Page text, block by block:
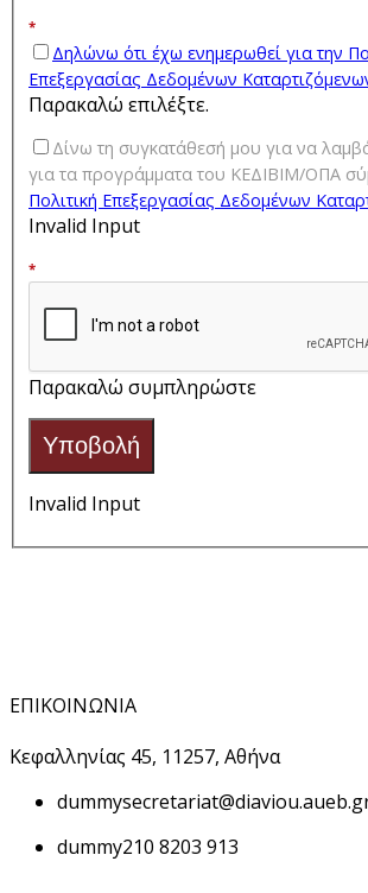
*
Δηλώνω ότι έχω ενημερωθεί για την
Επεξεργασίας Δεδομένων
Παρακαλώ επιλέξτε.
Δίνω τη συγκατάθεσή μου για να
για τα προγράμματα του ΚΕΔΙΒΙΜ/ΟΠΑ
Πολιτική Επεξεργασίας Δεδομένων
Invalid Input
*
Παρακαλώ συμπληρώστε
Υποβολή
Invalid Input
ΕΠΙΚΟΙΝΩΝΙΑ
Κεφαλληνίας 45, 11257, Αθήνα
dummy
dummy210 8203 913